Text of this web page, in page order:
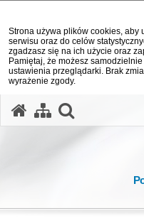
Strona używa plików cookies, aby
serwisu oraz do celów
zgadzasz się na ich użycie oraz
Pamiętaj, że możesz
ustawienia przeglądarki. Brak
wyrażenie zgody.